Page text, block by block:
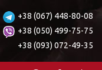
+38 (067) 448-80-08
+38 (050) 499-75-75
+38 (093) 072-49-35